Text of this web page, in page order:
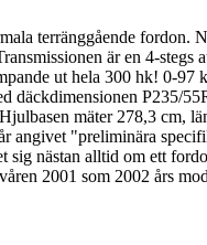
terränggående fordon.
är en 4-stegs
ut hela 300 hk! 0-97
P235/
mäter 278,3 cm,
"preliminära
nästan alltid om ett
2001 som 2002 års